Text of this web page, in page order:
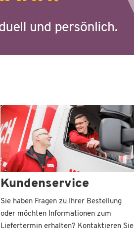
Kundenservice
Sie haben Fragen zu Ihrer Bestellung
oder möchten Informationen zum
Liefertermin erhalten? Kontaktieren Sie